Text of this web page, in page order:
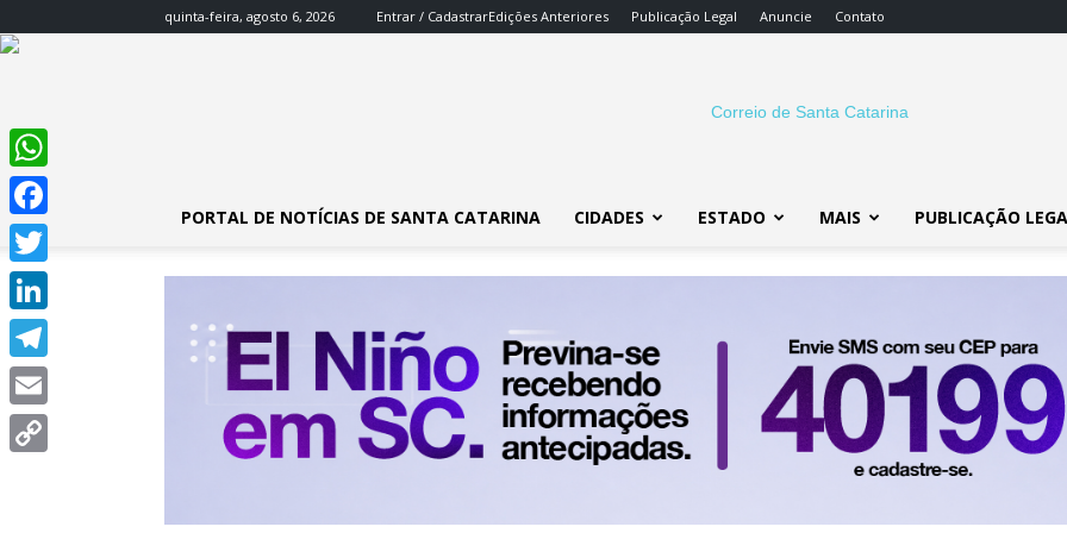
quinta-feira, agosto 6, 2026 Entrar / CadastrarEdições Anteriores Publicação Legal Anuncie Contato
SC
PORTAL DE NOTÍCIAS DE SANTA CATARINA CIDADES ESTADO MAIS PUBLICAÇÃO
WhatsApp
Facebook
Twitter
LinkedIn
Telegram
Email